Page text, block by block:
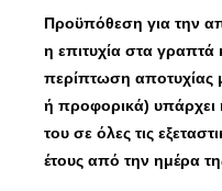
Προϋπόθεση για την
η επιτυχία στα
περίπτωση αποτυχίας
ή προφορικά) υπάρχει
του σε όλες τις
έτους από την ημέρα